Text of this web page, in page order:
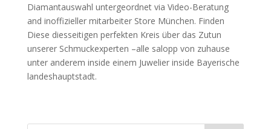
Diamantauswahl untergeordnet via Video-Beratung
and inoffizieller mitarbeiter Store München. Finden
Diese diesseitigen perfekten Kreis über das Zutun
unserer Schmuckexperten –alle salopp von zuhause
unter anderem inside einem Juwelier inside Bayerische
landeshauptstadt.